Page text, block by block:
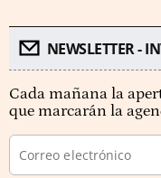
NEWSLETTER -
Cada mañana la
que marcarán la